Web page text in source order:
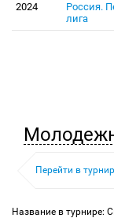
2024
Россия.
лига
Перейти в турнир
Название в турнире: